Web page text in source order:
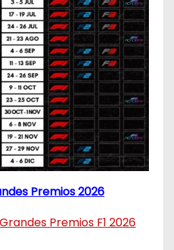
Premios 2026
Premios F1 2026